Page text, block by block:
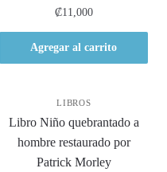
₡11,000
Agregar al carrito
LIBROS
Libro Niño quebrantado a
hombre restaurado por
Patrick Morley